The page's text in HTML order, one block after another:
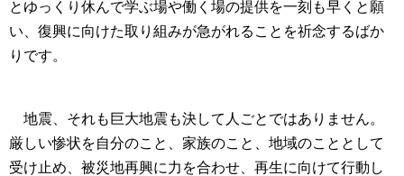
とゆっくり休んで学ぶ場や働く場の提供を一刻も早くと願
い、復興に向けた取り組みが急がれることを祈念するばか
りです。
地震、それも巨大地震も決して人ごとではありません。
厳しい惨状を自分のこと、家族のこと、地域のこととして
受け止め、被災地再興に力を合わせ、再生に向けて行動し